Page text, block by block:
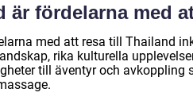
är fördelarna med
med att resa till Thailand
rika kulturella
till äventyr och avkoppling